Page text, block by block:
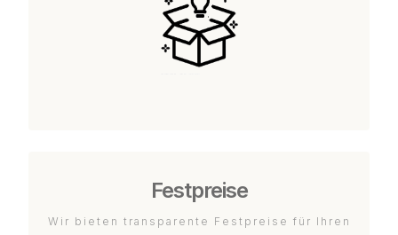
Festpreise
Wir bieten transparente Festpreise für Ihren